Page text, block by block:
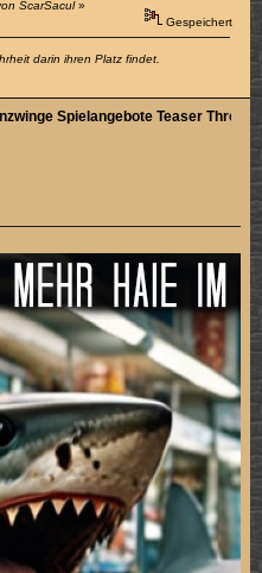
ScarSacul»
Gespeichert
darin ihren Platz findet.
Spielangebote Teaser Thread